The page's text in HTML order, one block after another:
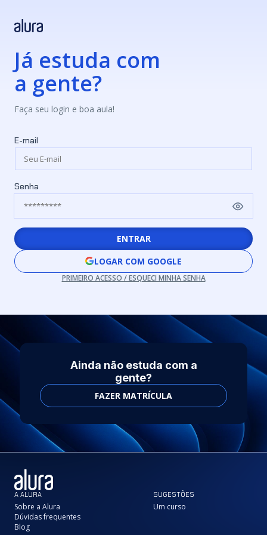
Já estuda com
a gente?
Faça seu login e boa aula!
E-mail
Senha
ENTRAR
LOGAR COM GOOGLE
PRIMEIRO ACESSO / ESQUECI MINHA SENHA
Ainda não estuda com a
gente?
FAZER MATRÍCULA
A ALURA
Sobre a Alura
Dúvidas frequentes
Blog
SUGESTÕES
Um curso